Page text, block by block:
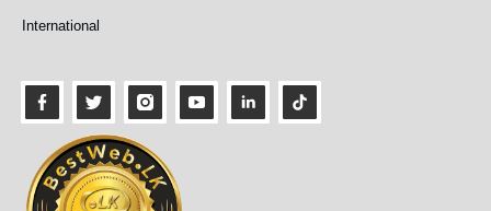
International